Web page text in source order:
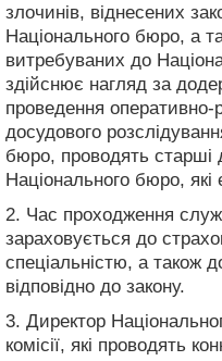
злочинів, віднесених
Національного бюро, а
витребуваних до
здійснює нагляд за
проведення оперативно-
досудового
бюро, проводять старші
Національного бюро,
2. Час проходження
зараховується до
спеціальністю, а також
відповідно до закону.
3. Директор
комісії, які проводять